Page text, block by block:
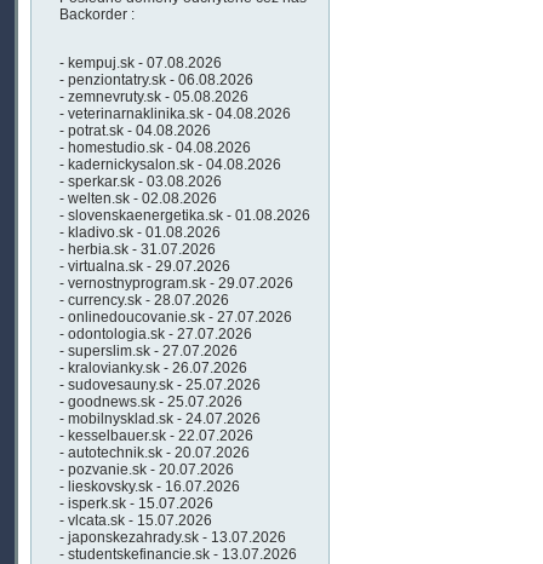
Backorder :
- kempuj.sk - 07.08.2026
- penziontatry.sk - 06.08.2026
- zemnevruty.sk - 05.08.2026
- veterinarnaklinika.sk - 04.08.2026
- potrat.sk - 04.08.2026
- homestudio.sk - 04.08.2026
- kadernickysalon.sk - 04.08.2026
- sperkar.sk - 03.08.2026
- welten.sk - 02.08.2026
- slovenskaenergetika.sk - 01.08.2026
- kladivo.sk - 01.08.2026
- herbia.sk - 31.07.2026
- virtualna.sk - 29.07.2026
- vernostnyprogram.sk - 29.07.2026
- currency.sk - 28.07.2026
- onlinedoucovanie.sk - 27.07.2026
- odontologia.sk - 27.07.2026
- superslim.sk - 27.07.2026
- kralovianky.sk - 26.07.2026
- sudovesauny.sk - 25.07.2026
- goodnews.sk - 25.07.2026
- mobilnysklad.sk - 24.07.2026
- kesselbauer.sk - 22.07.2026
- autotechnik.sk - 20.07.2026
- pozvanie.sk - 20.07.2026
- lieskovsky.sk - 16.07.2026
- isperk.sk - 15.07.2026
- vlcata.sk - 15.07.2026
- japonskezahrady.sk - 13.07.2026
- studentskefinancie.sk - 13.07.2026